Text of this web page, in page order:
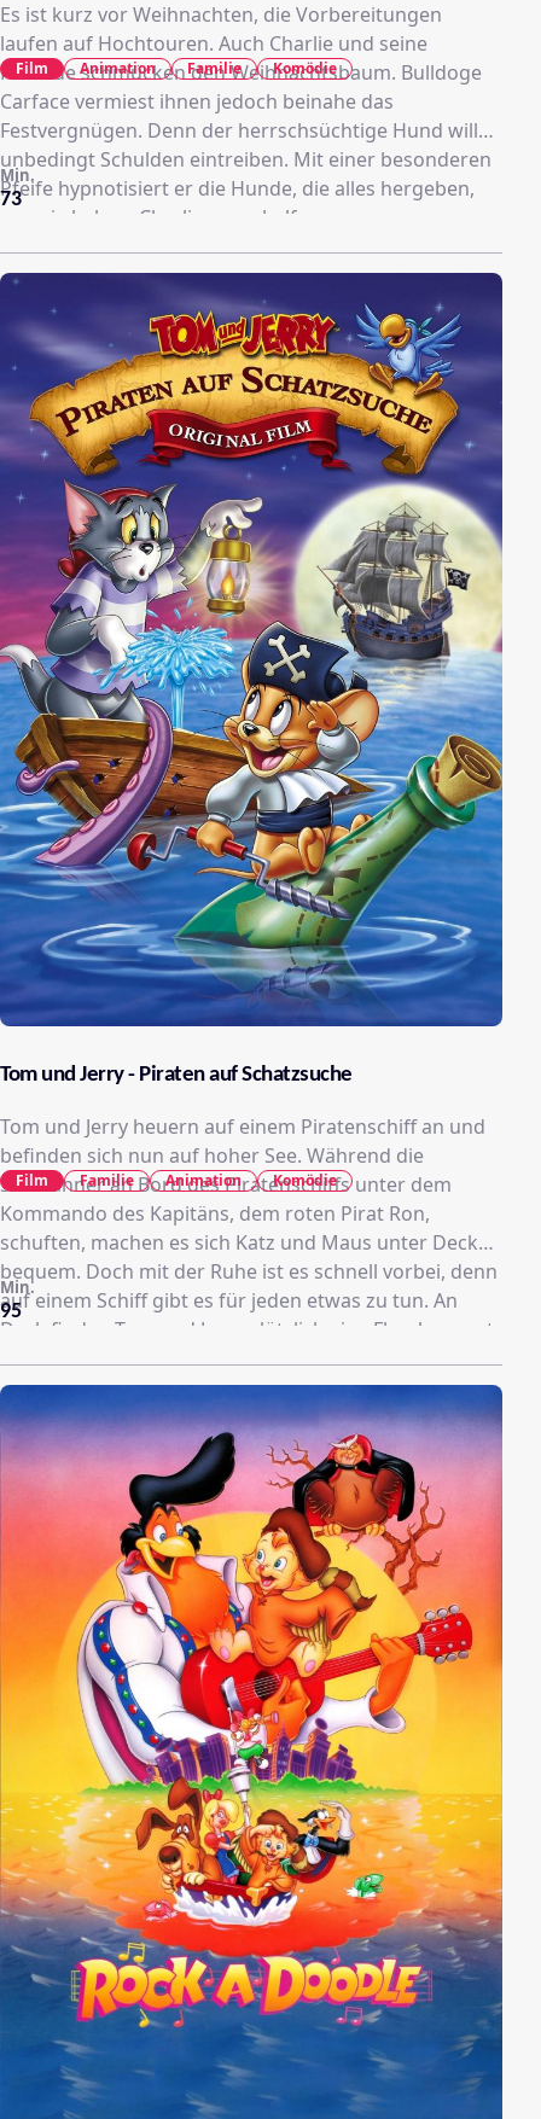
Es ist kurz vor Weihnachten, die Vorbereitungen
laufen auf Hochtouren. Auch Charlie und seine
Freunde schmücken den Weihnachtsbaum. Bulldoge
Carface vermiest ihnen jedoch beinahe das
Festvergnügen. Denn der herrschsüchtige Hund will
unbedingt Schulden eintreiben. Mit einer besonderen
Pfeife hypnotisiert er die Hunde, die alles hergeben,
was sie haben. Charlie muss helfen.
73
Min.
Film Animation Familie Komödie
Tom und Jerry - Piraten auf Schatzsuche
Tom und Jerry heuern auf einem Piratenschiff an und
befinden sich nun auf hoher See. Während die
Seemänner an Bord des Piratenschiffs unter dem
Kommando des Kapitäns, dem roten Pirat Ron,
schuften, machen es sich Katz und Maus unter Deck
bequem. Doch mit der Ruhe ist es schnell vorbei, denn
auf einem Schiff gibt es für jeden etwas zu tun. An
Deck finden Tom und Jerry plötzlich eine Flaschenpost.
In ihr ist eine Schatzkarte versteckt und beide sehen
sich schon in Geld schwimmen. Doch Kater und Maus
schenken sich gegenseitig natürlich nichts und so
beginnt ein wildes Gerangel um die Karte. Während
Tom allerdings vom Kapitän zum Segelflicken
verdonnert wird, macht es sich Jerry indes samt Karte
außerhalb von Toms Reichweite bequem...
95
Min.
Film Familie Animation Komödie